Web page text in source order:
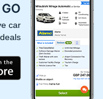
car